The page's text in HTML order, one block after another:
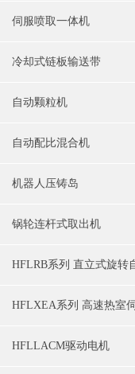
伺服喷取一体机
冷却式链板输送带
自动颗粒机
自动配比混合机
机器人压铸岛
锅轮连杆式取出机
HFLLACM驱动电机